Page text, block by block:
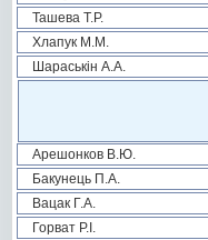
Ташева Т.Р.
Хлапук М.М.
Шараськін А.А.
Арешонков В.Ю.
Бакунець П.А.
Вацак Г.А.
Горват Р.І.